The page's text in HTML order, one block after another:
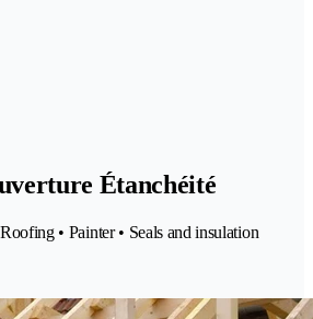
Étanchéité
• Painter • Seals and insulation